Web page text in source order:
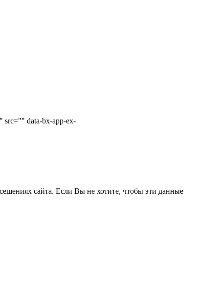
src="" data-bx-app-ex-
сайта. Если Вы не хотите, чтобы эти данные